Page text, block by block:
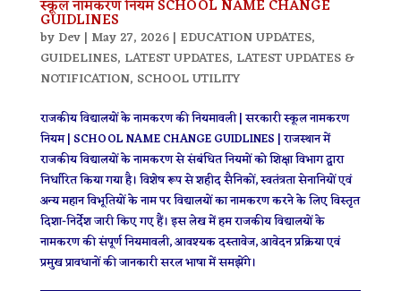
स्कूल नामकरण नियम SCHOOL NAME CHANGE
GUIDLINES
by Dev| May 27, 2026| EDUCATION UPDATES,
GUIDELINES, LATEST UPDATES, LATEST UPDATES &
NOTIFICATION, SCHOOL UTILITY
राजकीय विद्यालयों के नामकरण की नियमावली | सरकारी स्कूल नामकरण
नियम | SCHOOL NAME CHANGE GUIDLINES | राजस्थान में
राजकीय विद्यालयों के नामकरण से संबंधित नियमों को शिक्षा विभाग द्वारा
निर्धारित किया गया है। विशेष रूप से शहीद सैनिकों, स्वतंत्रता सेनानियों एवं
अन्य महान विभूतियों के नाम पर विद्यालयों का नामकरण करने के लिए विस्तृत
दिशा-निर्देश जारी किए गए हैं। इस लेख में हम राजकीय विद्यालयों के
नामकरण की संपूर्ण नियमावली, आवश्यक दस्तावेज, आवेदन प्रक्रिया एवं
प्रमुख प्रावधानों की जानकारी सरल भाषा में समझेंगे।